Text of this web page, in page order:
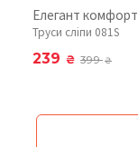
Елегант комфорт
Труси сліпи 081S
239 ₴ 399₴